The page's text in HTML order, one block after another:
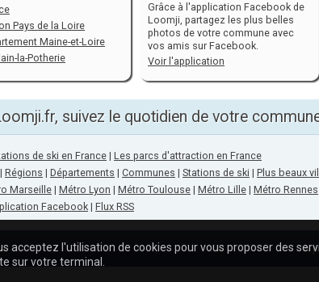
Pays de la Loire
Maine-et-Loire
la-Potherie
Grâce à l'application Facebook de
Loomji, partagez les plus belles
photos de votre commune avec
vos amis sur Facebook.
Voir l'application
suivez le quotidien de votre
de ski en France | Les parcs d'attraction en France
| Régions | Départements | Communes | Stations de ski | Plus beaux
Marseille | Métro Lyon | Métro Toulouse | Métro Lille | Métro Rennes
Facebook| Flux RSS
A
acceptez l'utilisation de cookies pour vous proposer des
sur votre terminal.